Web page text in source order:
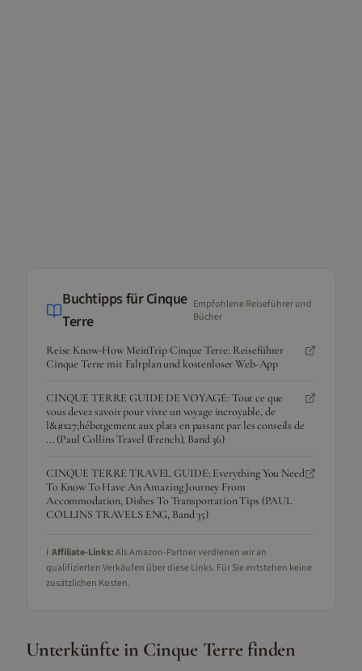
Buchtipps fürCinque
Terre
Empfohlene Reiseführer und
Bücher
Reise Know-How MeinTrip Cinque Terre: Reiseführer
Cinque Terre mit Faltplan und kostenloser Web-App
CINQUE TERRE GUIDE DE VOYAGE: Tout ce que
vous devez savoir pour vivre un voyage incroyable, de
l&#x27;hébergement aux plats en passant par les conseils de
... (Paul Collins Travel (French), Band 36)
CINQUE TERRE TRAVEL GUIDE: Everything You Need
To Know To Have An Amazing Journey From
Accommodation, Dishes To Transportation Tips (PAUL
COLLINS TRAVELS ENG, Band 35)
ℹ️ Affiliate-Links:Als Amazon-Partner verdienen wir an
qualifizierten Verkäufen über diese Links. Für Sie entstehen keine
zusätzlichen Kosten.
Unterkünfte in Cinque Terrefinden